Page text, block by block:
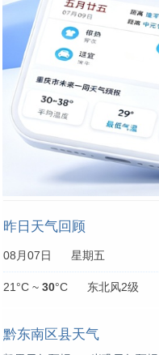
昨日天气回顾
08月07日 星期五
21°C ~ 30°C 东北风2级
黔东南区县天气